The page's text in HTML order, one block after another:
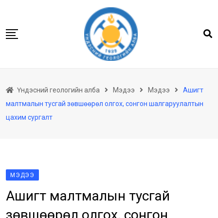
content
Бидний тухай
Үйлчилгээ
Ил тод байдал
Танин мэдэхүй
Үндэсний геологийн алба Мэдээ Мэдээ
Ашигт
малтмалын тусгай зөвшөөрөл олгох, сонгон шалгаруулалтын
цахим сургалт
МЭДЭЭ
Ашигт малтмалын тусгай